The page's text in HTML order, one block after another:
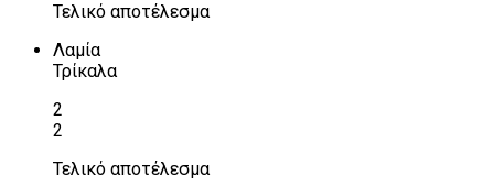
Τελικό αποτέλεσμα
Λαμία
Τρίκαλα
2
2
Τελικό αποτέλεσμα